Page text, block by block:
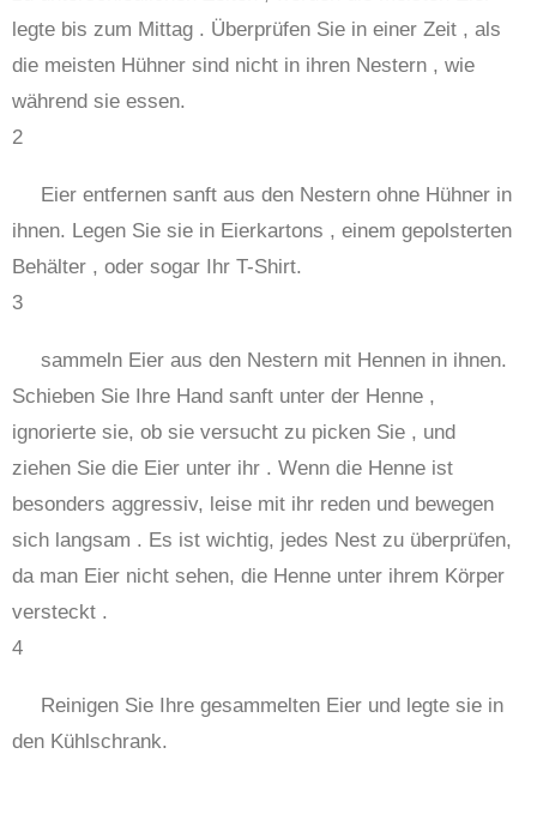
legte bis zum Mittag . Überprüfen Sie in einer Zeit , als
die meisten Hühner sind nicht in ihren Nestern , wie
während sie essen.
2
Eier entfernen sanft aus den Nestern ohne Hühner in
ihnen. Legen Sie sie in Eierkartons , einem gepolsterten
Behälter , oder sogar Ihr T-Shirt.
3
sammeln Eier aus den Nestern mit Hennen in ihnen.
Schieben Sie Ihre Hand sanft unter der Henne ,
ignorierte sie, ob sie versucht zu picken Sie , und
ziehen Sie die Eier unter ihr . Wenn die Henne ist
besonders aggressiv, leise mit ihr reden und bewegen
sich langsam . Es ist wichtig, jedes Nest zu überprüfen,
da man Eier nicht sehen, die Henne unter ihrem Körper
versteckt .
4
Reinigen Sie Ihre gesammelten Eier und legte sie in
den Kühlschrank.